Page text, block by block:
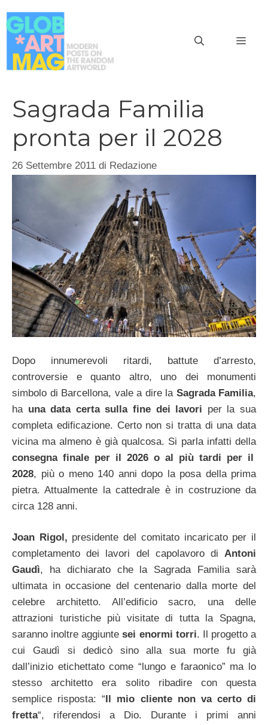
al
contenuto
Sagrada Familia
pronta per il 2028
26 Settembre 2011 di Redazione
Dopo innumerevoli ritardi, battute d’arresto,
controversie e quanto altro, uno dei monumenti
simbolo di Barcellona, vale a dire la Sagrada Familia,
ha una data certa sulla fine dei lavori per la sua
completa edificazione. Certo non si tratta di una data
vicina ma almeno è già qualcosa. Si parla infatti della
consegna finale per il 2026 o al più tardi per il
2028, più o meno 140 anni dopo la posa della prima
pietra. Attualmente la cattedrale è in costruzione da
circa 128 anni.
Joan Rigol, presidente del comitato incaricato per il
completamento dei lavori del capolavoro di Antoni
Gaudì, ha dichiarato che la Sagrada Familia sarà
ultimata in occasione del centenario dalla morte del
celebre architetto. All’edificio sacro, una delle
attrazioni turistiche più visitate di tutta la Spagna,
saranno inoltre aggiuntesei enormi torri. Il progetto a
cui Gaudì si dedicò sino alla sua morte fu già
dall’inizio etichettato come “lungo e faraonico” ma lo
stesso architetto era solito ribadire con questa
semplice risposta: “Il mio cliente non va certo di
fretta“, riferendosi a Dio. Durante i primi anni